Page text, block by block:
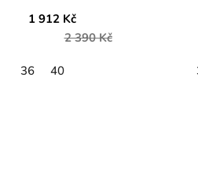
1 912 Kč
2 390 Kč
36 40